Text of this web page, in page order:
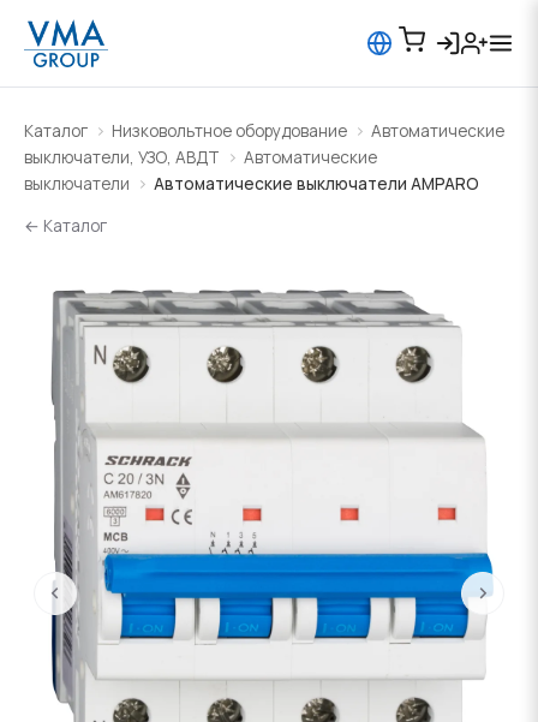
Каталог Низковольтное оборудование
Автоматические
выключатели, УЗО, АВДТ
Автоматические
выключатели
Автоматические выключатели AMPARO
← Каталог
‹ ›